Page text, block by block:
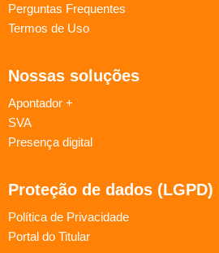
Perguntas Frequentes
Termos de Uso
Nossas soluções
Apontador +
SVA
Presença digital
Proteção de dados (LGPD)
Política de Privacidade
Portal do Titular